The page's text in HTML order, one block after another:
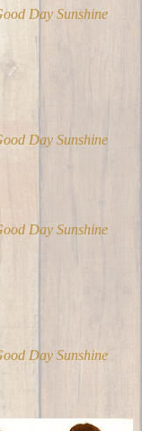
Day Sunshine
Day Sunshine
Day Sunshine
Day Sunshine